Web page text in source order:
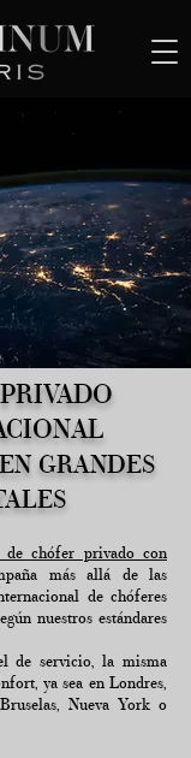
GRANDES
de chófer privado con
más allá de las
de chóferes
nuestros estándares
de servicio, la misma
ya sea en Londres,
Nueva York o